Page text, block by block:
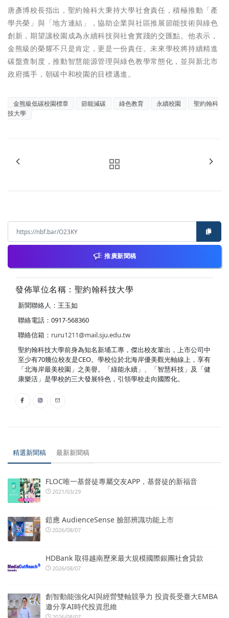
唐彥博校長指出，聖約翰科大秉持大學社會責任，積極推動「產
學共榮」與「地方連結」，協助企業與社區推展節能技術與綠色
創新，期望讓校園成為永續科技與社會實踐的交匯點。他表示，
金熊級的榮耀不只是肯定，更是一份責任。未來學校將持續精進
碳盤查制度，推動智慧能源管理與綠色教學常態化，並與新北市
政府攜手，朝碳中和校園的目標邁進。
金熊級低碳校園標章 節能減碳 綠色教育 永續校園
聖約翰科
技大學
推廣新聞稿
發佈單位名稱：聖約翰科技大學
新聞聯絡人：王玉如
聯絡電話：0917-568360
聯絡信箱： ruru1211@mail.sju.edu.tw
聖約翰科技大學前身為知名新埔工專，傑出校友輩出，上市公司中
至少有70幾位校友是CEO。學校位於北海岸優美觀光軸線上，享有
「北海岸最美校園」之美譽。「綠能永續」、「智慧科技」及「健
康樂活」是學校的三大發展特色，引領學校走向國際化。
精選新聞稿 最新新聞稿
FLOC唯一基督徒專屬交友APP，基督徒的新福音
2021/03/29
鎧應 AudienceSense 臉部辨識功能上市
2026/08/07
HDBank 取得越南歷來最大規模國際銀團社會貸款
2026/08/07
創智動能強化AI與經營雙軸競爭力 投資長受臺大EMBA
邀分享AI時代投資思維